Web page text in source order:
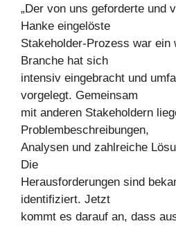
„Der von uns geforderte und
Hanke eingelöste
Stakeholder-Prozess war
Branche hat sich
intensiv eingebracht und
vorgelegt. Gemeinsam
mit anderen Stakeholdern
Problembeschreibungen,
Analysen und zahlreiche
Die
Herausforderungen sind
identifiziert. Jetzt
kommt es darauf an, dass